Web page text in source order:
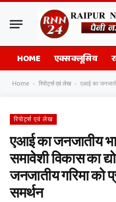
HOME एक्सक्लूसिव
Home - रिपोर्ट्स एवं लेख - एआई का जनजातीय भाषाओं में
रिपोर्ट्स एवं लेख
एआई का जनजातीय
समावेशी विकास का
जनजातीय गरिमा को
समर्थन